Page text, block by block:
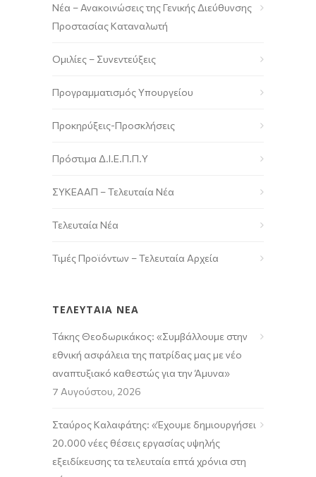
Νέα – Ανακοινώσεις της Γενικής Διεύθυνσης
Προστασίας Καταναλωτή
Ομιλίες – Συνεντεύξεις
Προγραμματισμός Υπουργείου
Προκηρύξεις-Προσκλήσεις
Πρόστιμα Δ.Ι.Ε.Π.Π.Υ
ΣΥΚΕΑΑΠ – Τελευταία Νέα
Τελευταία Νέα
Τιμές Προϊόντων – Τελευταία Αρχεία
ΤΕΛΕΥΤΑΙΑ ΝΕΑ
Τάκης Θεοδωρικάκος: «Συμβάλλουμε στην
εθνική ασφάλεια της πατρίδας μας με νέο
αναπτυξιακό καθεστώς για την Άμυνα»
7 Αυγούστου, 2026
Σταύρος Καλαφάτης: «Έχουμε δημιουργήσει
20.000 νέες θέσεις εργασίας υψηλής
εξειδίκευσης τα τελευταία επτά χρόνια στη